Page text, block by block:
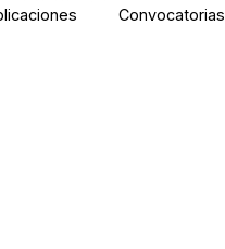
Convocatorias